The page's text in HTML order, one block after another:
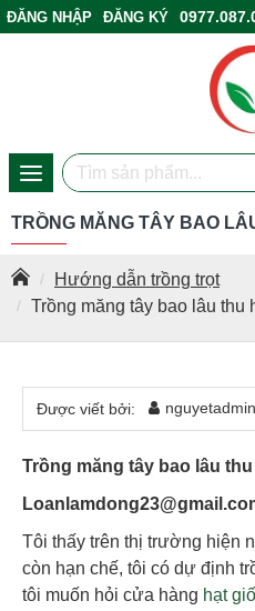
ĐĂNG NHẬP ĐĂNG KÝ
Hướng dẫn trồng trọt
Trồng măng tây bao lâu thu
TRỒNG MĂNG TÂY BAO
Được viết bởi: nguyetadmin
Trồng măng tây bao lâu
Tôi thấy trên thị trường hiện
còn hạn chế, tôi có dự định
tôi muốn hỏi cửa hàng hạt